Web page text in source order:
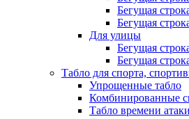
Бегущая
Бегущая
Для улицы
Бегущая
Бегущая
Табло для спорта,
Упрощенные табло
Комбинированные
Табло времени атаки